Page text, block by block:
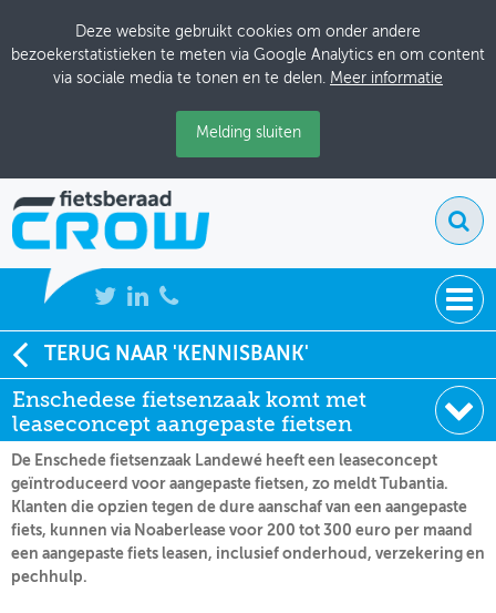
Deze website gebruikt cookies om onder andere
bezoekerstatistieken te meten via Google Analytics en om content
via sociale media te tonen en te delen. Meer informatie
Melding sluiten
NIEUWS
BIJEENKOMSTEN
KENNISBANK
ADRESSENBOEK
OVER FIETSBERAAD
THEMASITES
TERUG NAAR 'KENNISBANK'
Enschedese fietsenzaak komt met
leaseconcept aangepaste fietsen
Soort:
Nieuws Fietsberaad
Datum:
27-11-2025
De Enschede fietsenzaak Landewé heeft een leaseconcept
geïntroduceerd voor aangepaste fietsen, zo meldt Tubantia.
Klanten die opzien tegen de dure aanschaf van een aangepaste
fiets, kunnen via Noaberlease voor 200 tot 300 euro per maand
een aangepaste fiets leasen, inclusief onderhoud, verzekering en
pechhulp.